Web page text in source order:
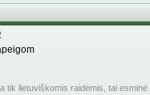
tik lietuviškomis raidėmis, tai